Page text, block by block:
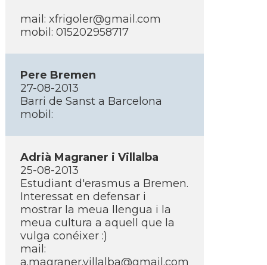
mail: xfrigoler@gmail.com
mobil: 015202958717
Pere Bremen
27-08-2013
Barri de Sanst a Barcelona
mobil:
Adrià Magraner i Villalba
25-08-2013
Estudiant d'erasmus a Bremen.
Interessat en defensar i
mostrar la meua llengua i la
meua cultura a aquell que la
vulga conéixer :)
mail:
a.magraner.villalba@gmail.com